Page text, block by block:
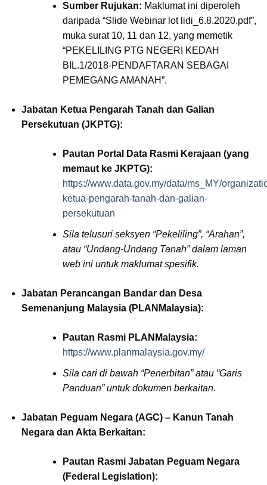
Sumber Rujukan: Maklumat ini diperoleh
daripada “Slide Webinar lot lidi_6.8.2020.pdf”,
muka surat 10, 11 dan 12, yang memetik
“PEKELILING PTG NEGERI KEDAH
BIL.1/2018-PENDAFTARAN SEBAGAI
PEMEGANG AMANAH”.
Jabatan Ketua Pengarah Tanah dan Galian
Persekutuan (JKPTG):
Pautan Portal Data Rasmi Kerajaan (yang
memaut ke JKPTG):
https://www.data.gov.my/data/ms_MY/
ketua-pengarah-tanah-dan-galian-
persekutuan
Sila telusuri seksyen “Pekeliling”, “Arahan”,
atau “Undang-Undang Tanah” dalam laman
web ini untuk maklumat spesifik.
Jabatan Perancangan Bandar dan Desa
Semenanjung Malaysia (PLANMalaysia):
Pautan Rasmi PLANMalaysia:
https://www.planmalaysia.gov.my/
Sila cari di bawah “Penerbitan” atau “Garis
Panduan” untuk dokumen berkaitan.
Jabatan Peguam Negara (AGC) – Kanun Tanah
Negara dan Akta Berkaitan:
Pautan Rasmi Jabatan Peguam Negara
(Federal Legislation):